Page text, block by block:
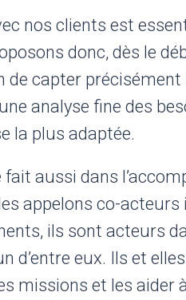
nos clients est
donc, dès le
de capter
analyse fine des
la plus adaptée.
aussi dans
appelons co-
ils sont acteurs
d’entre eux. Ils et
missions et les